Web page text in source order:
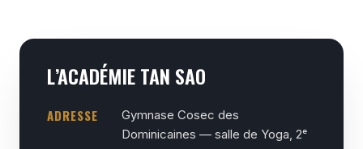
L’ACADÉMIE TAN SAO
ADRESSE
Gymnase Cosec des
Dominicaines — salle de Yoga, 2ᵉ